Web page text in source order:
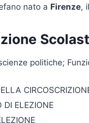
nato a Firenze, il
politiche;
DI ELEZIONE